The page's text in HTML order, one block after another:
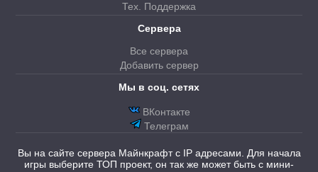
Тех. Поддержка
Сервера
Все сервера
Добавить сервер
Мы в соц. сетях
ВКонтакте
Телеграм
Вы на сайте сервера Майнкрафт с IP адресами. Для начала
игры выберите ТОП проект, он так же может быть с мини-